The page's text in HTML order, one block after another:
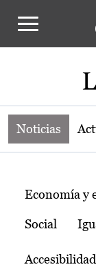
Noticias
Noticias
Temas
Economía y
Social
Accesibilidad